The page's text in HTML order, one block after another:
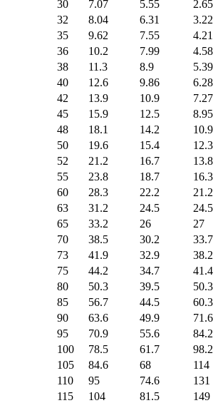
30 7.07 5.55 2.65
32
8.04 6.31 3.22
35
9.62 7.55 4.21
36
10.2 7.99 4.58
38
11.3 8.9 5.39
40
12.6 9.86 6.28
42
13.9 10.9 7.27
45
15.9 12.5 8.95
48
18.1 14.2 10.9
50
19.6 15.4 12.3
52
21.2 16.7 13.8
55
23.8 18.7 16.3
60
28.3 22.2 21.2
63
31.2 24.5 24.5
65
33.2 26 27
70
38.5 30.2 33.7
73
41.9 32.9 38.2
75
44.2 34.7 41.4
80
50.3 39.5 50.3
85
56.7 44.5 60.3
90
63.6 49.9 71.6
95
70.9 55.6 84.2
100
78.5 61.7 98.2
105
84.6 68 114
110
95 74.6 131
115
104 81.5 149